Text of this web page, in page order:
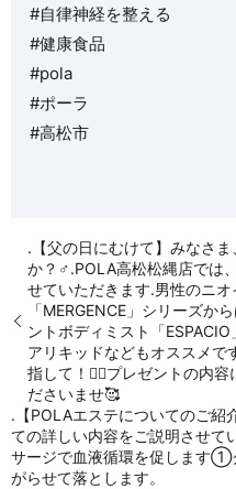
#自律神経を整える
#健康食品
#pola
#ポーラ
#高松市
.【父の日にむけて】みなさ
か？‍♂️.POLA高松松縄店では
せていただきます.男性のニ
「MERGENCE」シリーズか
ントボディミスト「
アリキッドなどもオススメ
指して！🤵‍♂️プレゼントの内
ださいませ🥰
.【POLAエステについてのご紹
ての詳しい内容をご説明させて
サージで血液循環を促します①
がらせて落とします。